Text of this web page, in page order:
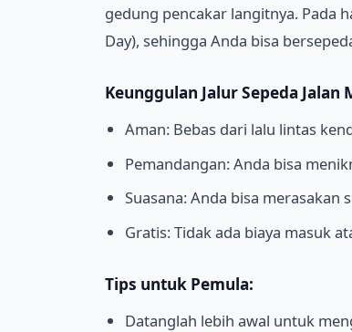
gedung pencakar langitnya. Pada
Day), sehingga Anda bisa
Keunggulan Jalur Sepeda Jalan
Aman: Bebas dari lalu lintas
Pemandangan: Anda bisa
Suasana: Anda bisa merasakan
Gratis: Tidak ada biaya masuk
Tips untuk Pemula:
Datanglah lebih awal untuk